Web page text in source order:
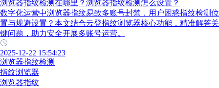
浏览器指纹检测在哪里？浏览器指纹检测怎么设置？
数字化运营中浏览器指纹易致多账号封禁，用户困惑指纹检测位
置与规避设置？本文结合云登指纹浏览器核心功能，精准解答关
键问题，助力安全开展多账号运营。
2025-12-22 15:54:23
浏览器指纹检测
指纹浏览器
浏览器指纹